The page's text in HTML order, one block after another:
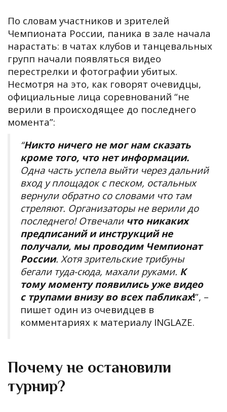
По словам участников и зрителей
Чемпионата России, паника в зале начала
нарастать: в чатах клубов и танцевальных
групп начали появляться видео
перестрелки и фотографии убитых.
Несмотря на это, как говорят очевидцы,
официальные лица соревнований “не
верили в происходящее до последнего
момента”:
“Никто ничего не мог нам сказать
кроме того, что нет информации.
Одна часть успела выйти через дальний
вход у площадок с песком, остальных
вернули обратно со словами что там
стреляют. Организаторы не верили до
последнего! Отвечали что никаких
предписаний и инструкций не
получали, мы проводим Чемпионат
России. Хотя зрительские трибуны
бегали туда-сюда, махали руками. К
тому моменту появились уже видео
с трупами внизу во всех пабликах!”, –
пишет один из очевидцев в
комментариях к материалу INGLAZE.
Почему не остановили
турнир?